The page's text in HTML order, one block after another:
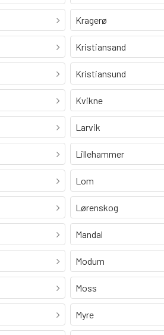
Kragerø
Kristiansand
Kristiansund
Kvikne
Larvik
Lillehammer
Lom
Lørenskog
Mandal
Modum
Moss
Myre